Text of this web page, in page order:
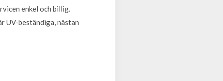
enkel och billig.
UV-beständiga, nästan